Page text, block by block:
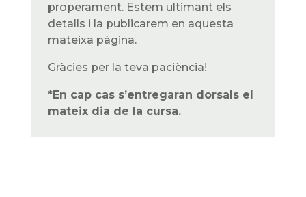
properament. Estem ultimant els
detalls i la publicarem en aquesta
mateixa pàgina.
Gràcies per la teva paciència!
*En cap cas s’entregaran dorsals el
mateix dia de la cursa.